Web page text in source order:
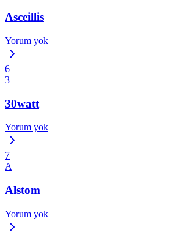
Asceillis
Yorum yok
6
3
30watt
Yorum yok
7
A
Alstom
Yorum yok